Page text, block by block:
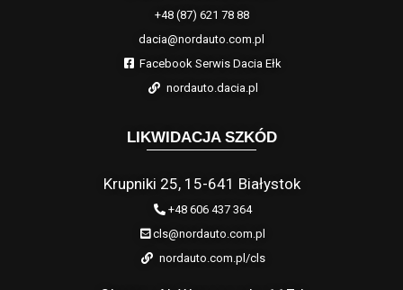
+48 (87) 621 78 88
dacia@nordauto.com.pl
Facebook Serwis Dacia Ełk
nordauto.dacia.pl
LIKWIDACJA SZKÓD
Krupniki 25, 15-641 Białystok
+48 606 437 364
cls@nordauto.com.pl
nordauto.com.pl/cls